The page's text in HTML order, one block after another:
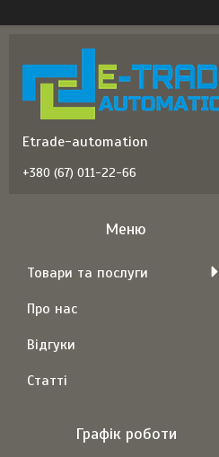
Etrade-automation
+380 (67) 011-22-66
Товари та послуги
Про нас
Відгуки
Статті
Графік роботи